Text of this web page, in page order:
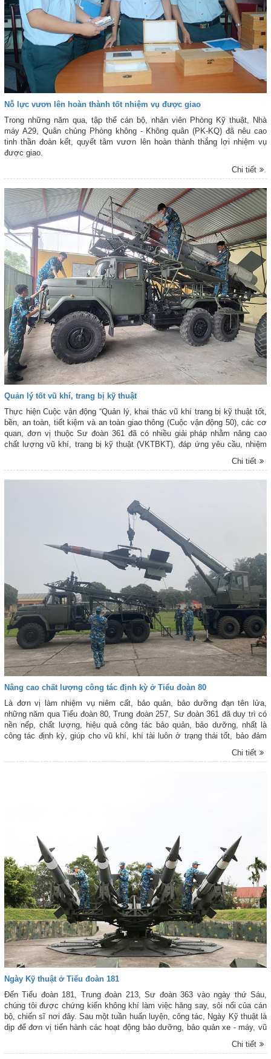
Nỗ lực vươn lên hoàn thành tốt nhiệm vụ được giao
Trong những năm qua, tập thể cán bộ, nhân viên Phòng Kỹ thuật, Nhà
máy A29, Quân chủng Phòng không - Không quân (PK-KQ) đã nêu cao
tinh thần đoàn kết, quyết tâm vươn lên hoàn thành thắng lợi nhiệm vụ
được giao.
Chi tiết
Quản lý tốt vũ khí, trang bị kỹ thuật
Thực hiện Cuộc vận động “Quản lý, khai thác vũ khí trang bị kỹ thuật tốt,
bền, an toàn, tiết kiệm và an toàn giao thông (Cuộc vận động 50), các cơ
quan, đơn vị thuộc Sư đoàn 361 đã có nhiều giải pháp nhằm nâng cao
chất lượng vũ khí, trang bị kỹ thuật (VKTBKT), đáp ứng yêu cầu, nhiệm
Chi tiết
Nâng cao chất lượng công tác định kỳ ở Tiểu đoàn 80
Là đơn vị làm nhiệm vụ niêm cất, bảo quản, bảo dưỡng đạn tên lửa,
những năm qua Tiểu đoàn 80, Trung đoàn 257, Sư đoàn 361 đã duy trì có
nền nếp, chất lượng, hiệu quả công tác bảo quản, bảo dưỡng, nhất là
công tác định kỳ, giúp cho vũ khí, khí tài luôn ở trạng thái tốt, bảo đảm
Chi tiết
Ngày Kỹ thuật ở Tiểu đoàn 181
Đến Tiểu đoàn 181, Trung đoàn 213, Sư đoàn 363 vào ngày thứ Sáu,
chúng tôi được chứng kiến không khí làm việc hăng say, sôi nổi của cán
bộ, chiến sĩ nơi đây. Sau một tuần huấn luyện, công tác, Ngày Kỹ thuật là
dịp để đơn vị tiến hành các hoạt động bảo dưỡng, bảo quản xe - máy, vũ
Chi tiết